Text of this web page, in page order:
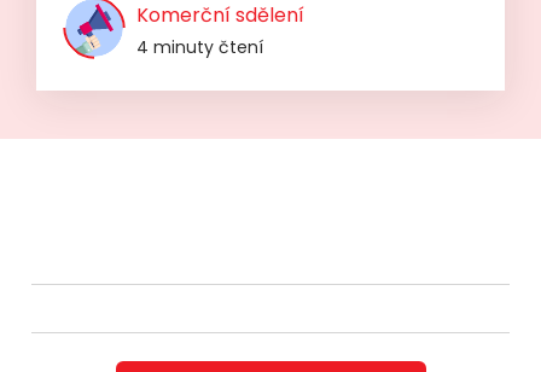
Komerční sdělení
4 minuty čtení